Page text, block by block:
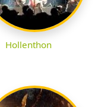
Hollenthon